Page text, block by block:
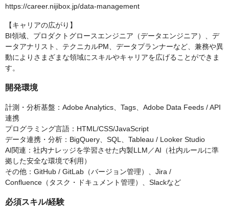
https://career.nijibox.jp/data-management
【キャリアの広がり】
BI領域、プロダクトグロースエンジニア（データエンジニア）、デ
ータアナリスト、テクニカルPM、データプランナーなど、兼務や異
動によりさまざまな領域にスキルやキャリアを広げることができま
す。
開発環境
計測・分析基盤：Adobe Analytics、Tags、Adobe Data Feeds / API
連携
プログラミング言語：HTML/CSS/JavaScript
データ連携・分析：BigQuery、SQL、Tableau / Looker Studio
AI関連：社内ナレッジを学習させた内製LLM／AI（社内ルールに準
拠した安全な環境で利用）
その他：GitHub / GitLab（バージョン管理）、Jira /
Confluence（タスク・ドキュメント管理）、Slackなど
必須スキル/経験